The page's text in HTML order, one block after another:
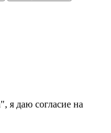
я даю согласие на